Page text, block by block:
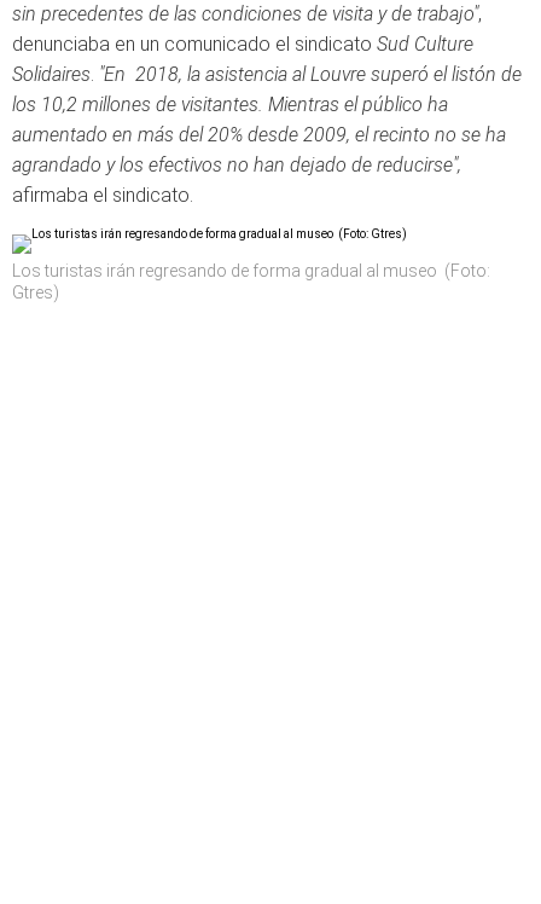
sin precedentes de las condiciones de visita y de trabajo",
denunciaba en un comunicado el sindicato Sud Culture
Solidaires. "En 2018, la asistencia al Louvre superó el listón de
los 10,2 millones de visitantes. Mientras el público ha
aumentado en más del 20% desde 2009, el recinto no se ha
agrandado y los efectivos no han dejado de reducirse",
afirmaba el sindicato.
Los turistas irán regresando de forma gradual al museo (Foto:
Gtres)